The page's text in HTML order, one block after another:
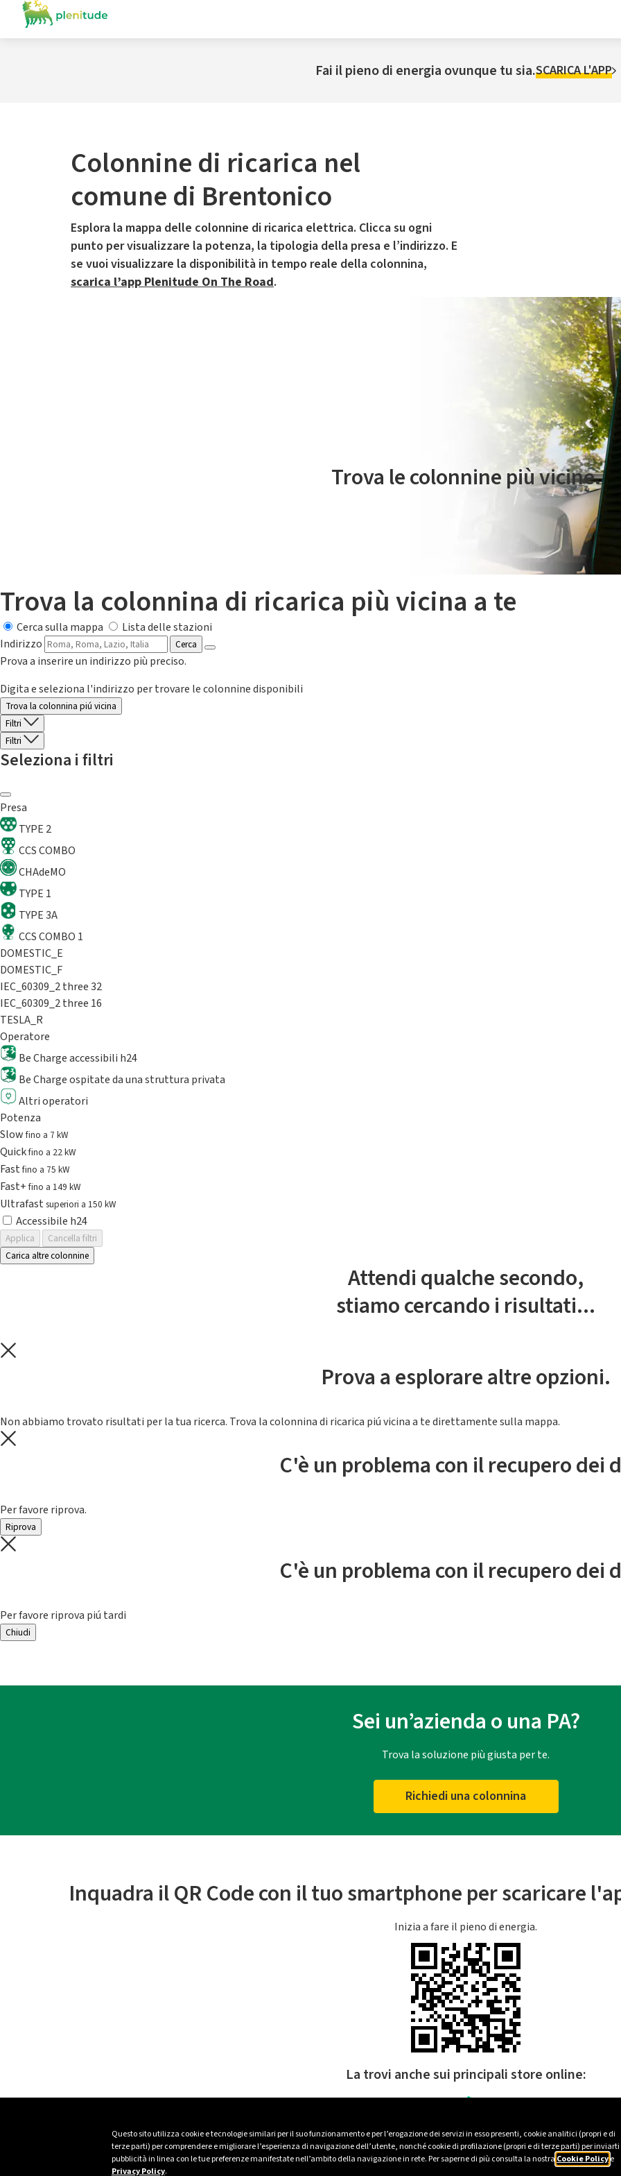
Questo sito utilizza cookie e tecnologie similari per il suo funzionamento e per l’erogazione dei servizi in esso presenti, cookie analitici (propri e di
terze parti) per comprendere e migliorare l’esperienza di navigazione dell’utente, nonché cookie di profilazione (propri e di terze parti) per inviarti
pubblicità in linea con le tue preferenze manifestate nell’ambito della navigazione in rete. Per saperne di più consulta la nostra Cookie Policye
Privacy Policy.
Fai il pieno di energia ovunque tu sia.SCARICA L'APP
Colonnine di ricarica nel
comune di Brentonico
Esplora la mappa delle colonnine di ricarica elettrica. Clicca su ogni
punto per visualizzare la potenza, la tipologia della presa e l’indirizzo. E
se vuoi visualizzare la disponibilità in tempo reale della colonnina,
scarica l’app Plenitude On The Road.
Il servizio di mobilità elettrica è gestito da Plenitude On The Road
Trova le colonnine più vicine.
Trova la colonnina di ricarica più vicina a te
Cerca sulla mappa
Lista delle stazioni
Indirizzo
Cerca
Prova a inserire un indirizzo più preciso.
Digita e seleziona l'indirizzo per trovare le colonnine disponibili
Trova la colonnina piú vicina
Filtri
Filtri
Seleziona i filtri
Presa
TYPE 2
CCS COMBO
CHAdeMO
TYPE 1
TYPE 3A
CCS COMBO 1
DOMESTIC_E
DOMESTIC_F
IEC_60309_2 three 32
IEC_60309_2 three 16
TESLA_R
Operatore
Be Charge accessibili h24
Be Charge ospitate da una struttura privata
Altri operatori
Potenza
Slowfino a 7 kW
Quickfino a 22 kW
Fastfino a 75 kW
Fast+fino a 149 kW
Ultrafast superiori a 150 kW
Accessibile h24
Applica
Cancella filtri
Carica altre colonnine
Attendi qualche secondo,
stiamo cercando i risultati...
Prova a esplorare altre opzioni.
Non abbiamo trovato risultati per la tua ricerca. Trova la colonnina di ricarica piú vicina a te direttamente sulla mappa.
C'è un problema con il recupero dei
Per favore riprova.
Riprova
C'è un problema con il recupero dei
Per favore riprova piú tardi
Chiudi
Sei un’azienda o una PA?
Trova la soluzione più giusta per te.
Richiedi una colonnina
Inquadra il QR Code con il tuo smartphone per scaricare
Inizia a fare il pieno di energia.
La trovi anche sui principali store online: